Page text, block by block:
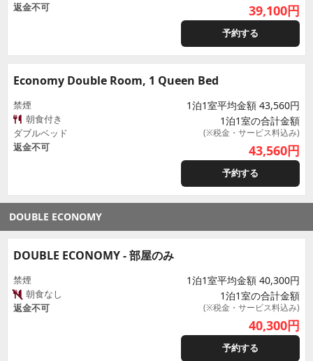
返金不可
39,100円
予約する
Economy Double Room, 1 Queen Bed
禁煙
朝食付き
ダブルベッド
返金不可
1泊1室平均金額 43,560円
1泊1室の合計金額
(※税金・サービス料込み)
43,560円
予約する
DOUBLE ECONOMY
DOUBLE ECONOMY - 部屋のみ
禁煙
朝食なし
返金不可
1泊1室平均金額 40,300円
1泊1室の合計金額
(※税金・サービス料込み)
40,300円
予約する